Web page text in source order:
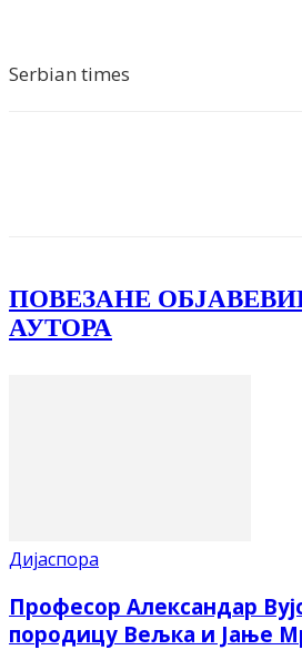
Serbian times
ПОВЕЗАНЕ ОБЈАВЕ
АУТОРА
Дијаспора
Професор Александар
породицу Вељка и Јање